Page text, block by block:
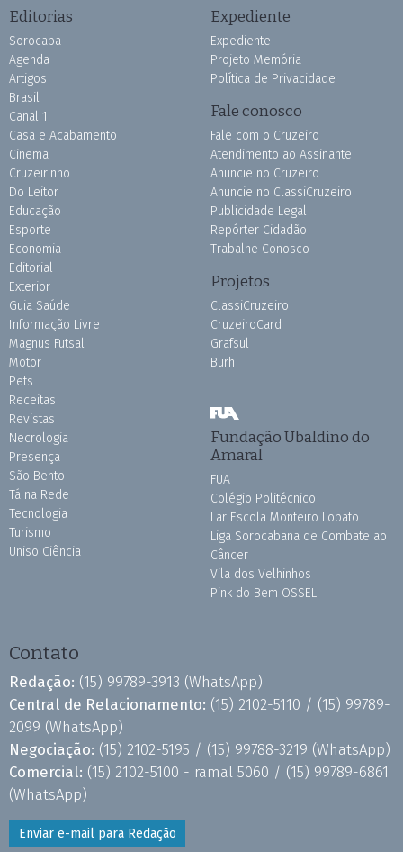
Editorias
Sorocaba
Agenda
Artigos
Brasil
Canal 1
Casa e Acabamento
Cinema
Cruzeirinho
Do Leitor
Educação
Esporte
Economia
Editorial
Exterior
Guia Saúde
Informação Livre
Magnus Futsal
Motor
Pets
Receitas
Revistas
Necrologia
Presença
São Bento
Tá na Rede
Tecnologia
Turismo
Uniso Ciência
Expediente
Expediente
Projeto Memória
Política de Privacidade
Fale conosco
Fale com o Cruzeiro
Atendimento ao Assinante
Anuncie no Cruzeiro
Anuncie no ClassiCruzeiro
Publicidade Legal
Repórter Cidadão
Trabalhe Conosco
Projetos
ClassiCruzeiro
CruzeiroCard
Grafsul
Burh
Fundação Ubaldino do
Amaral
FUA
Colégio Politécnico
Lar Escola Monteiro Lobato
Liga Sorocabana de Combate ao
Câncer
Vila dos Velhinhos
Pink do Bem OSSEL
Contato
Redação: (15) 99789-3913 (WhatsApp)
Central de Relacionamento: (15) 2102-5110 / (15) 99789-
2099 (WhatsApp)
Negociação: (15) 2102-5195 / (15) 99788-3219 (WhatsApp)
Comercial: (15) 2102-5100 - ramal 5060 / (15) 99789-6861
(WhatsApp)
Enviar e-mail para Redação